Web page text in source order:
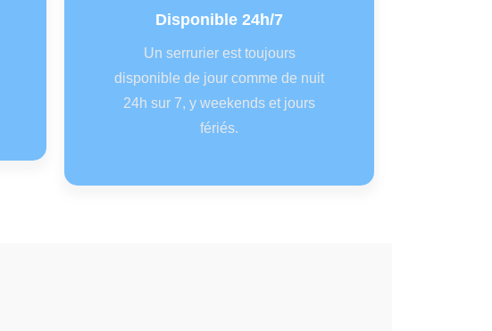
Disponible 24h/7
Un serrurier est toujours
disponible de jour comme de nuit
24h sur 7, y weekends et jours
fériés.